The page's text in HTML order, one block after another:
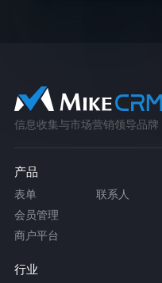
信息收集与市场营销领导品牌
产品
表单 联系人
会员管理
商户平台
行业